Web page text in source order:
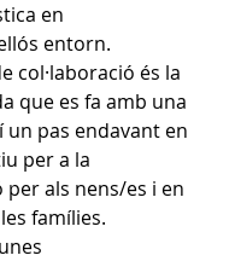
en
entorn.
col·laboració és la
que es fa amb una
un pas endavant en
per a la
per als nens/es i en
famílies.